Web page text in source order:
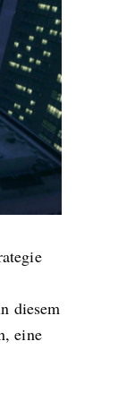
diesem
eine